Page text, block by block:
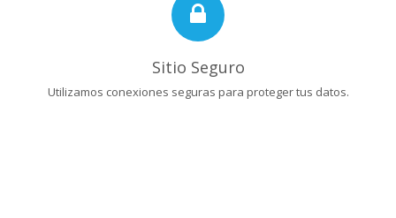
Sitio Seguro
Utilizamos conexiones seguras para proteger tus datos.